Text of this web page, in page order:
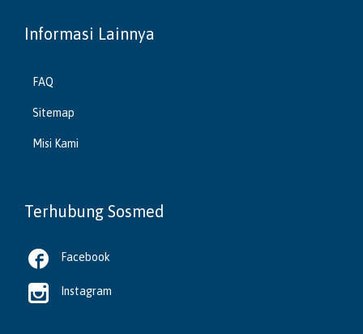
Informasi Lainnya
FAQ
Sitemap
Misi Kami
Terhubung Sosmed
 Facebook
 Instagram